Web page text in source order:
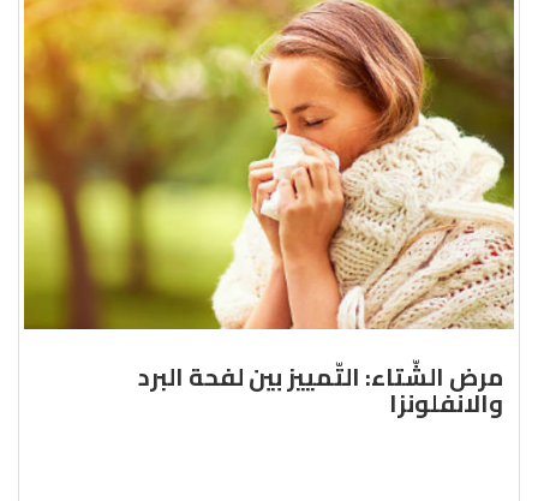
مرض الشّتاء: التّمييز بين لفحة البرد
والانفلونزا